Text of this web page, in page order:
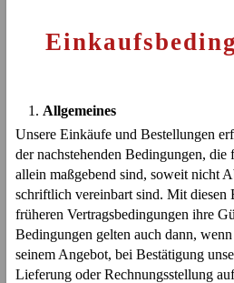
Allgemeines
Unsere Einkäufe und Bestellungen
der nachstehenden Bedingungen, die
allein maßgebend sind, soweit nicht
schriftlich vereinbart sind. Mit diesen
früheren Vertragsbedingungen ihre
Bedingungen gelten auch dann,
seinem Angebot, bei Bestätigung
Lieferung oder Rechnungsstellung